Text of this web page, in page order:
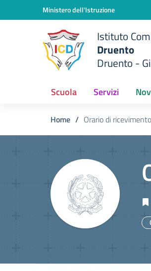
Vai ai contenuti
Vai al menu di navigazione
Ministero dell'Istruzione
Istituto
Druento
Druento -
Scuola Servizi
Home / Orario di ricevimento